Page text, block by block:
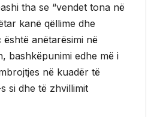
tha se “vendet tona në
kanë qëllime dhe
anëtarësimi në
bashkëpunimi edhe më i
në kuadër të
si dhe të zhvillimit